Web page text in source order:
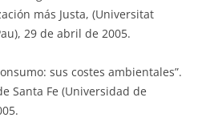
más Justa, (Universitat
29 de abril de 2005.
sus costes ambientales”.
Santa Fe (Universidad de